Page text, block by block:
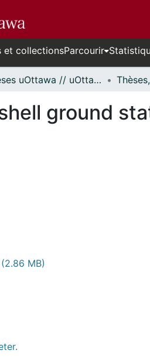
et collectionsParcourir
Thèses uOttawa // uOttawa Theses
ground
(2.86 MB)